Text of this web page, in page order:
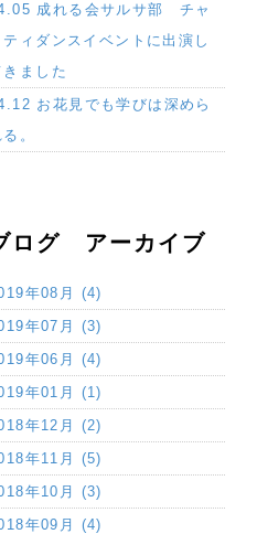
成れる会サルサ部 チャ
ティダンスイベントに出演し
きました
お花見でも学びは深めら
。
ログ アーカイブ
年08月 (4)
年07月 (3)
年06月 (4)
年01月 (1)
年12月 (2)
年11月 (5)
年10月 (3)
年09月 (4)